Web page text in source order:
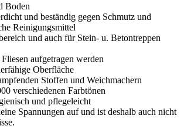
Boden
und beständig gegen Schmutz und
Reinigungsmittel
und auch für Stein- u. Betontreppen
aufgetragen werden
Oberfläche
Stoffen und Weichmachern
verschiedenen Farbtönen
und pflegeleicht
Spannungen auf und ist deshalb auch nicht